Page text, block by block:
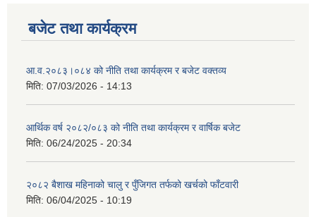
बजेट तथा कार्यक्रम
आ.व.२०८३।०८४ को नीति तथा कार्यक्रम र बजेट वक्तव्य
मिति: 07/03/2026 - 14:13
आर्थिक वर्ष २०८२/०८३ को नीति तथा कार्यक्रम र वार्षिक बजेट
मिति: 06/24/2025 - 20:34
२०८२ बैशाख महिनाको चालु र पुँजिगत तर्फको खर्चको फाँटवारी
मिति: 06/04/2025 - 10:19